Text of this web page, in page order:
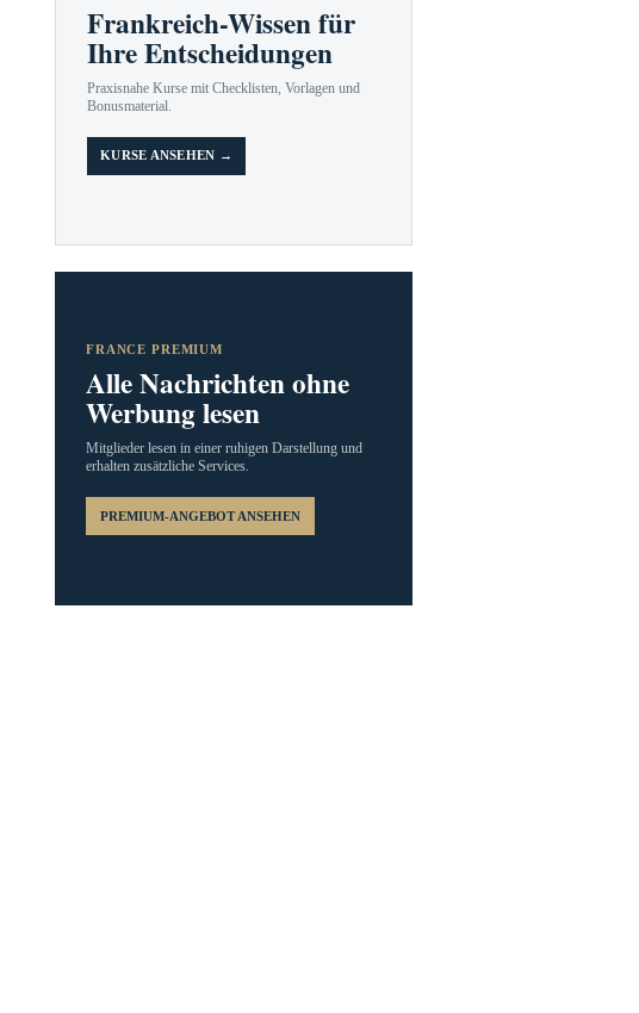
Frankreich-Wissen für
Ihre Entscheidungen
Praxisnahe Kurse mit Checklisten, Vorlagen und
Bonusmaterial.
KURSE ANSEHEN →
FRANCE PREMIUM
Alle Nachrichten ohne
Werbung lesen
Mitglieder lesen in einer ruhigen Darstellung und
erhalten zusätzliche Services.
PREMIUM-ANGEBOT ANSEHEN